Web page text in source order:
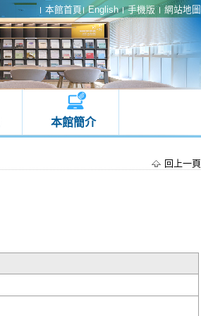
本館首頁 English 手機版 網站地圖
本館簡介
回上一頁